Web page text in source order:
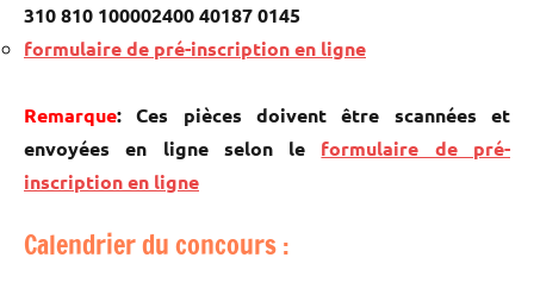
310 810 100002400 40187 0145
formulaire de pré-inscription en ligne
Remarque: Ces pièces doivent être scannées et
envoyées en ligne selon le formulaire de pré-
inscription en ligne
Calendrier du concours :